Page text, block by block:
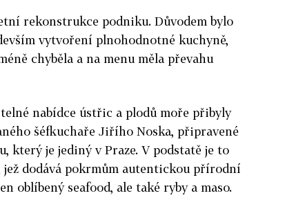
rekonstrukce podniku. Důvodem bylo
vytvoření plnohodnotné kuchyně,
chyběla a na menu měla převahu
nabídce ústřic a plodů moře přibyly
šéfkuchaře Jiřího Noska, připravené
který je jediný v Praze. V podstatě je to
dodává pokrmům autentickou přírodní
oblíbený seafood, ale také ryby a maso.